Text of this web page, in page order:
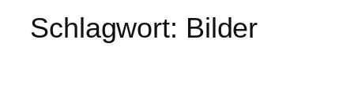
Schlagwort: Bilder